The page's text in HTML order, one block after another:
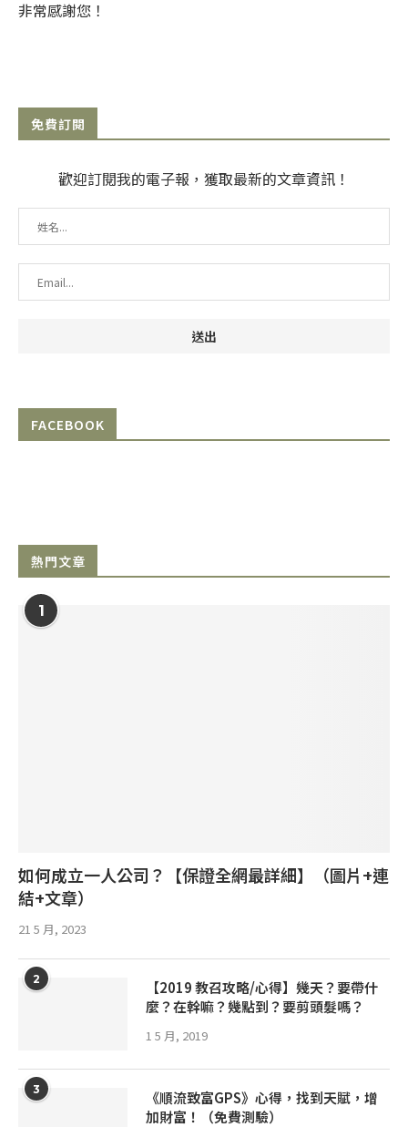
非常感謝您！
免費訂閱
歡迎訂閱我的電子報，獲取最新的文章資訊！
FACEBOOK
熱門文章
1
如何成立一人公司？【保證全網最詳細】（圖片+連
結+文章）
21 5 月, 2023
2
【2019 教召攻略/心得】幾天？要帶什
麼？在幹嘛？幾點到？要剪頭髮嗎？
1 5 月, 2019
3
《順流致富GPS》心得，找到天賦，增
加財富！（免費測驗）